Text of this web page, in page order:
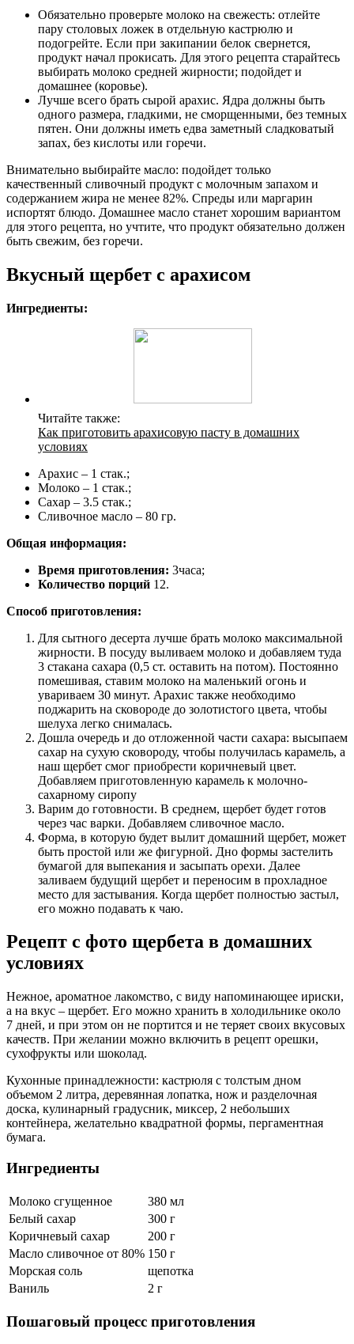
Обязательно проверьте молоко на свежесть: отлейте
пару столовых ложек в отдельную кастрюлю и
подогрейте. Если при закипании белок свернется,
продукт начал прокисать. Для этого рецепта старайтесь
выбирать молоко средней жирности; подойдет и
домашнее (коровье).
Лучше всего брать сырой арахис. Ядра должны быть
одного размера, гладкими, не сморщенными, без темных
пятен. Они должны иметь едва заметный сладковатый
запах, без кислоты или горечи.
Внимательно выбирайте масло: подойдет только
качественный сливочный продукт с молочным запахом и
содержанием жира не менее 82%. Спреды или маргарин
испортят блюдо. Домашнее масло станет хорошим вариантом
для этого рецепта, но учтите, что продукт обязательно должен
быть свежим, без горечи.
Вкусный щербет с арахисом
Ингредиенты:
Читайте также:
Как приготовить арахисовую пасту в домашних
условиях
Арахис – 1 стак.;
Молоко – 1 стак.;
Сахар – 3.5 стак.;
Сливочное масло – 80 гр.
Общая информация:
Время приготовления: 3часа;
Количество порций 12.
Способ приготовления:
Для сытного десерта лучше брать молоко максимальной
жирности. В посуду выливаем молоко и добавляем туда
3 стакана сахара (0,5 ст. оставить на потом). Постоянно
помешивая, ставим молоко на маленький огонь и
увариваем 30 минут. Арахис также необходимо
поджарить на сковороде до золотистого цвета, чтобы
шелуха легко снималась.
Дошла очередь и до отложенной части сахара: высыпаем
сахар на сухую сковороду, чтобы получилась карамель, а
наш щербет смог приобрести коричневый цвет.
Добавляем приготовленную карамель к молочно-
сахарному сиропу
Варим до готовности. В среднем, щербет будет готов
через час варки. Добавляем сливочное масло.
Форма, в которую будет вылит домашний щербет, может
быть простой или же фигурной. Дно формы застелить
бумагой для выпекания и засыпать орехи. Далее
заливаем будущий щербет и переносим в прохладное
место для застывания. Когда щербет полностью застыл,
его можно подавать к чаю.
Рецепт с фото щербета в домашних
условиях
Нежное, ароматное лакомство, с виду напоминающее ириски,
а на вкус – щербет. Его можно хранить в холодильнике около
7 дней, и при этом он не портится и не теряет своих вкусовых
качеств. При желании можно включить в рецепт орешки,
сухофрукты или шоколад.
Кухонные принадлежности: кастрюля с толстым дном
объемом 2 литра, деревянная лопатка, нож и разделочная
доска, кулинарный градусник, миксер, 2 небольших
контейнера, желательно квадратной формы, пергаментная
бумага.
Ингредиенты
Молоко сгущенное
380 мл
Белый сахар
300 г
Коричневый сахар
200 г
Масло сливочное от 80% 150 г
Морская соль
щепотка
Ваниль
2 г
Пошаговый процесс приготовления